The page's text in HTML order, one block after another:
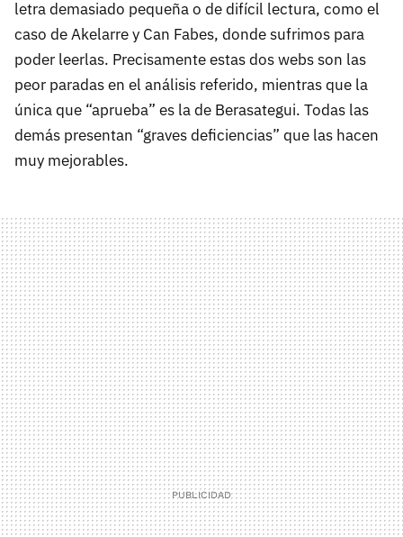
letra demasiado pequeña o de difícil lectura, como el
caso de Akelarre y Can Fabes, donde sufrimos para
poder leerlas. Precisamente estas dos webs son las
peor paradas en el análisis referido, mientras que la
única que “aprueba” es la de Berasategui. Todas las
demás presentan “graves deficiencias” que las hacen
muy mejorables.